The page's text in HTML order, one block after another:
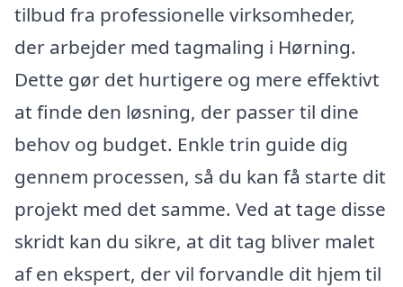
tilbud fra professionelle virksomheder,
der arbejder med tagmaling i Hørning.
Dette gør det hurtigere og mere effektivt
at finde den løsning, der passer til dine
behov og budget. Enkle trin guide dig
gennem processen, så du kan få starte dit
projekt med det samme. Ved at tage disse
skridt kan du sikre, at dit tag bliver malet
af en ekspert, der vil forvandle dit hjem til